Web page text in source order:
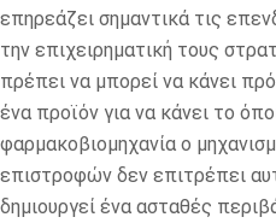
επηρεάζει σημαντικά τις
την επιχειρηματική τους
πρέπει να μπορεί να κάνει
ένα προϊόν για να κάνει το
φαρμακοβιομηχανία ο
επιστροφών δεν επιτρέπει
δημιουργεί ένα ασταθές